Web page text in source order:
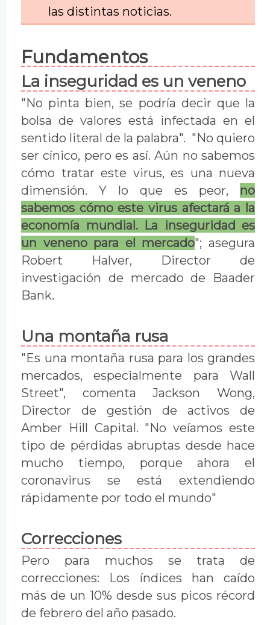
las distintas noticias.
Fundamentos
La inseguridad es un veneno
"No pinta bien, se podría decir que la
bolsa de valores está infectada en el
sentido literal de la palabra". "No quiero
ser cínico, pero es así. Aún no sabemos
cómo tratar este virus, es una nueva
dimensión. Y lo que es peor, no
sabemos cómo este virus afectará a la
economía mundial. La inseguridad es
un veneno para el mercado"; asegura
Robert Halver, Director de
investigación de mercado de Baader
Bank.
Una montaña rusa
"Es una montaña rusa para los grandes
mercados, especialmente para Wall
Street", comenta Jackson Wong,
Director de gestión de activos de
Amber Hill Capital. "No veíamos este
tipo de pérdidas abruptas desde hace
mucho tiempo, porque ahora el
coronavirus se está extendiendo
rápidamente por todo el mundo"
Correcciones
Pero para muchos se trata de
correcciones: Los índices han caído
más de un 10% desde sus picos récord
de febrero del año pasado.